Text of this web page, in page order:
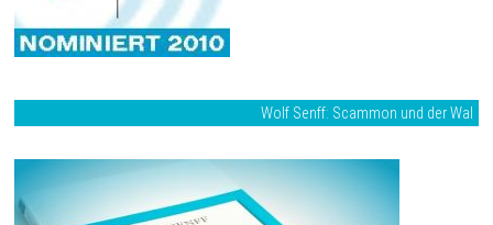
Wolf Senff: Scammon und der Wal